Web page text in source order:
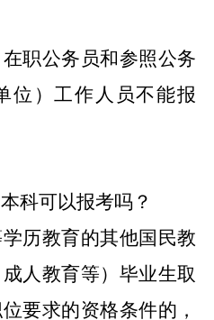
职公务员和参照公务
位）工作人员不能报
科可以报考吗？
历教育的其他国民教
人教育等）毕业生取
要求的资格条件的，